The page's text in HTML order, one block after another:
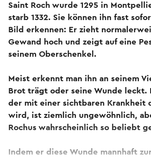
Saint Roch wurde 1295 in
starb 1332. Sie können ihn fast
Bild erkennen: Er zieht
Gewand hoch und zeigt auf eine
seinem Oberschenkel.
Meist erkennt man ihn an seinem
Brot trägt oder seine Wunde leckt.
der mit einer sichtbaren Krankheit
wird, ist ziemlich ungewöhnlich,
Rochus wahrscheinlich so beliebt
Indem er diese Wunde mannhaft